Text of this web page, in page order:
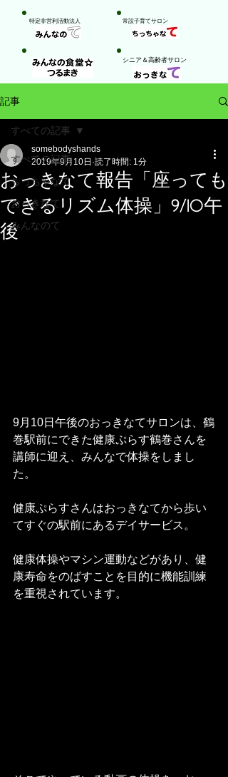
特定非営利活動法人 ​常設子育てサロン
​シニア＆高齢者サロン
記事
すべての記事
ちっちゃなて
おっきなて
みんなのて
すべての記事
おっきなて報告「座っても
できるリズム体操」9/10午
後
somebodyshands
2019年9月10日 読了時間: 1分
9月10日午後のおっきなてサロンは、鶴
巻駅前にできた健康ぷらす鶴巻さんを
講師に迎え、みんなで体操をしまし
た。
健康ぷらすさんはおっきなてから歩い
てすぐの駅前にあるデイサービス。
健康体操やマシン運動などがあり、健
康寿命をのばすことを目的に機能訓練
を重視されています。